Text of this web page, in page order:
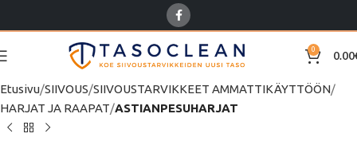
0 0.00
Etusivu SIIVOUS SIIVOUSTARVIKKEET AMMATTIKÄYTTÖÖN
HARJAT JA RAAPAT ASTIANPESUHARJAT